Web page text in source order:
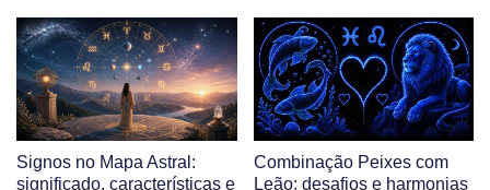
Signos no Mapa Astral:
significado, características e
Combinação Peixes com
Leão: desafios e harmonias